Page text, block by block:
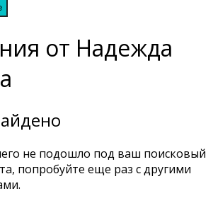
от Надежда
не подошло под ваш поисковый
попробуйте еще раз с другими